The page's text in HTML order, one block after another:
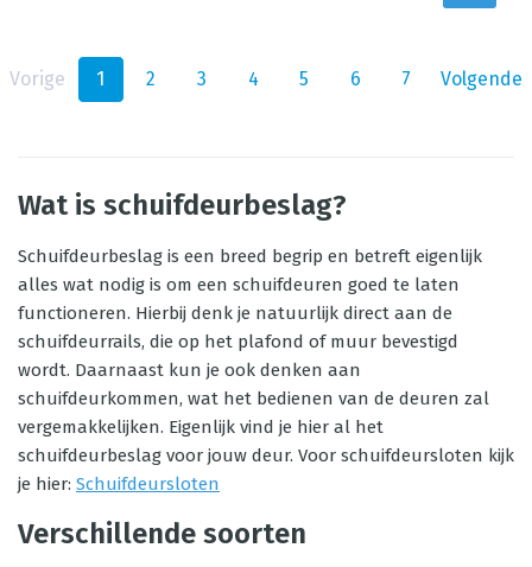
Vorige 1 2 3 4 5 6 7 Volgende
Wat is schuifdeurbeslag?
Schuifdeurbeslag is een breed begrip en betreft eigenlijk
alles wat nodig is om een schuifdeuren goed te laten
functioneren. Hierbij denk je natuurlijk direct aan de
schuifdeurrails, die op het plafond of muur bevestigd
wordt. Daarnaast kun je ook denken aan
schuifdeurkommen, wat het bedienen van de deuren zal
vergemakkelijken. Eigenlijk vind je hier al het
schuifdeurbeslag voor jouw deur. Voor schuifdeursloten kijk
je hier: Schuifdeursloten
Verschillende soorten